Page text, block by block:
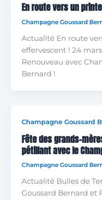
En route vers un
Champagne Goussard
Actualité En route
effervescent ! 24
Renouveau avec
Bernard !
Champagne Goussard
Fête des grands-
pétillant avec le
Champagne Goussard
Actualité Bulles de
Goussard Bernard et